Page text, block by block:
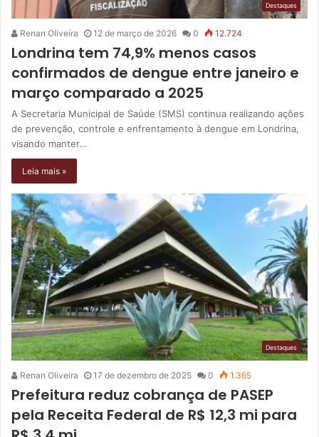
Destaques
Renan Oliveira 12 de março de 2026 0 12.724
Londrina tem 74,9% menos casos
confirmados de dengue entre janeiro e
março comparado a 2025
A Secretaria Municipal de Saúde (SMS) continua realizando ações
de prevenção, controle e enfrentamento à dengue em Londrina,
visando manter…
Leia mais »
Destaques
Renan Oliveira 17 de dezembro de 2025 0 1.365
Prefeitura reduz cobrança de PASEP
pela Receita Federal de R$ 12,3 mi para